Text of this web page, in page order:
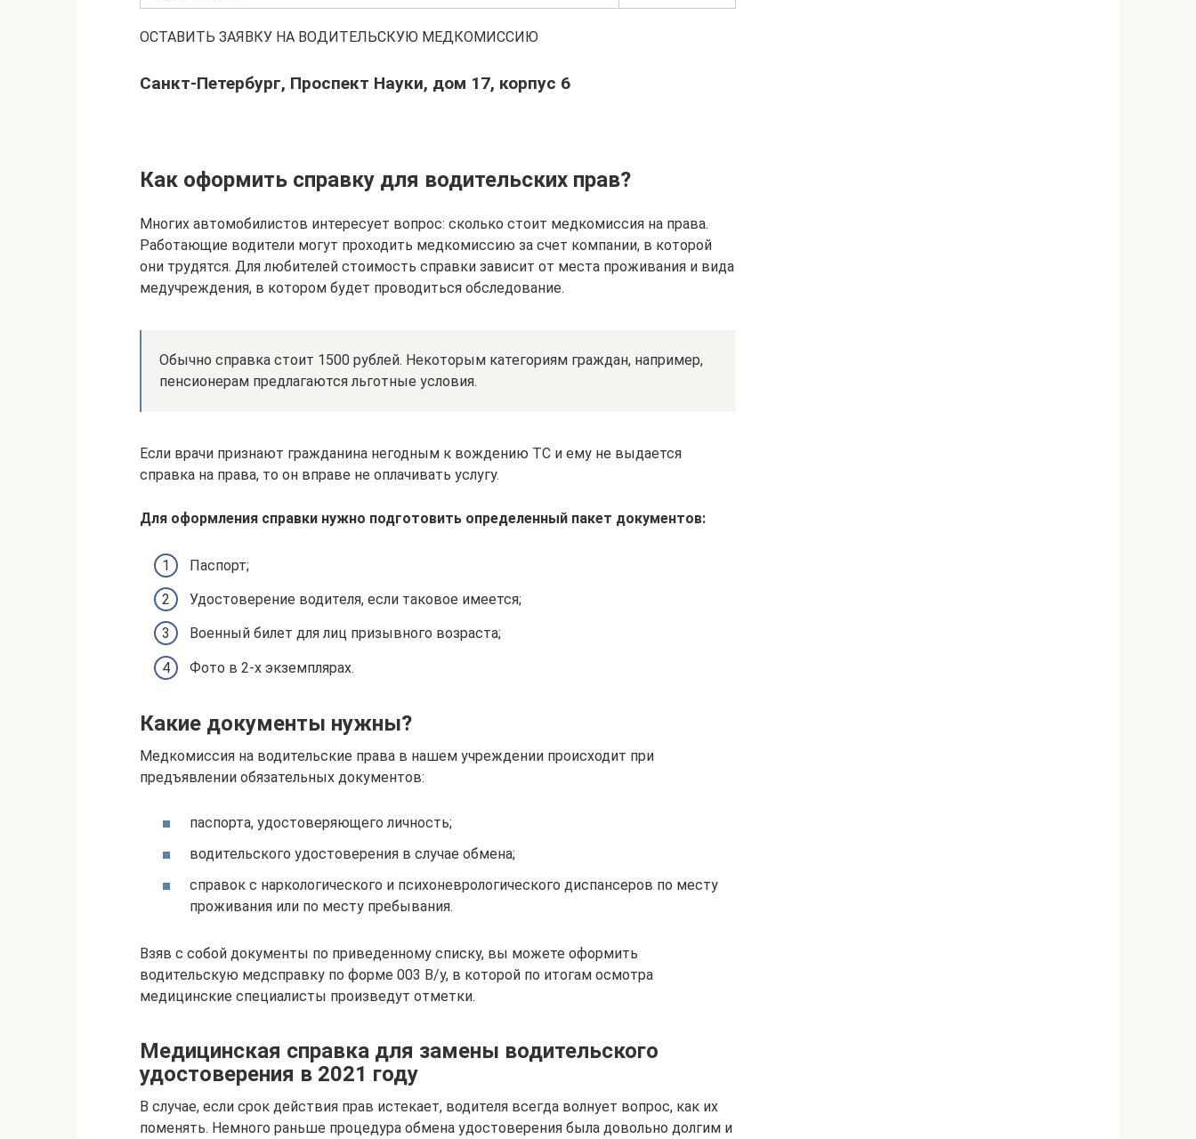
ОСТАВИТЬ ЗАЯВКУ НА ВОДИТЕЛЬСКУЮ МЕДКОМИССИЮ
Санкт-Петербург, Проспект Науки, дом 17, корпус 6
Как оформить справку для водительских прав?
Многих автомобилистов интересует вопрос: сколько стоит медкомиссия на права.
Работающие водители могут проходить медкомиссию за счет компании, в которой
они трудятся. Для любителей стоимость справки зависит от места проживания и вида
медучреждения, в котором будет проводиться обследование.
Обычно справка стоит 1500 рублей. Некоторым категориям граждан, например,
пенсионерам предлагаются льготные условия.
Если врачи признают гражданина негодным к вождению ТС и ему не выдается
справка на права, то он вправе не оплачивать услугу.
Для оформления справки нужно подготовить определенный пакет документов:
Паспорт;
Удостоверение водителя, если таковое имеется;
Военный билет для лиц призывного возраста;
Фото в 2-х экземплярах.
Какие документы нужны?
Медкомиссия на водительские права в нашем учреждении происходит при
предъявлении обязательных документов:
паспорта, удостоверяющего личность;
водительского удостоверения в случае обмена;
справок с наркологического и психоневрологического диспансеров по месту
проживания или по месту пребывания.
Взяв с собой документы по приведенному списку, вы можете оформить
водительскую медсправку по форме 003 В/у, в которой по итогам осмотра
медицинские специалисты произведут отметки.
Медицинская справка для замены водительского
удостоверения в 2021 году
В случае, если срок действия прав истекает, водителя всегда волнует вопрос, как их
поменять. Немного раньше процедура обмена удостоверения была довольно долгим и